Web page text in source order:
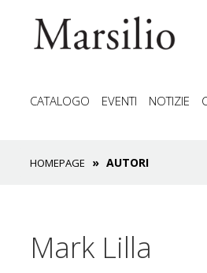
CATALOGO EVENTI NOTIZIE
HOMEPAGE AUTORI
Mark Lilla